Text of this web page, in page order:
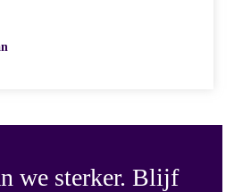
we sterker. Blijf